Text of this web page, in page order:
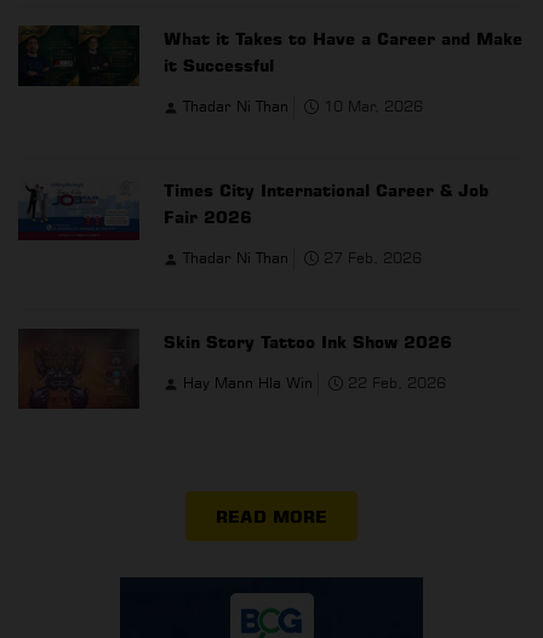
What it Takes to Have a Career and Make
it Successful
Thadar Ni Than 10 Mar, 2026
Times City International Career & Job
Fair 2026
Thadar Ni Than 27 Feb, 2026
Skin Story Tattoo Ink Show 2026
Hay Mann Hla Win 22 Feb, 2026
READ MORE